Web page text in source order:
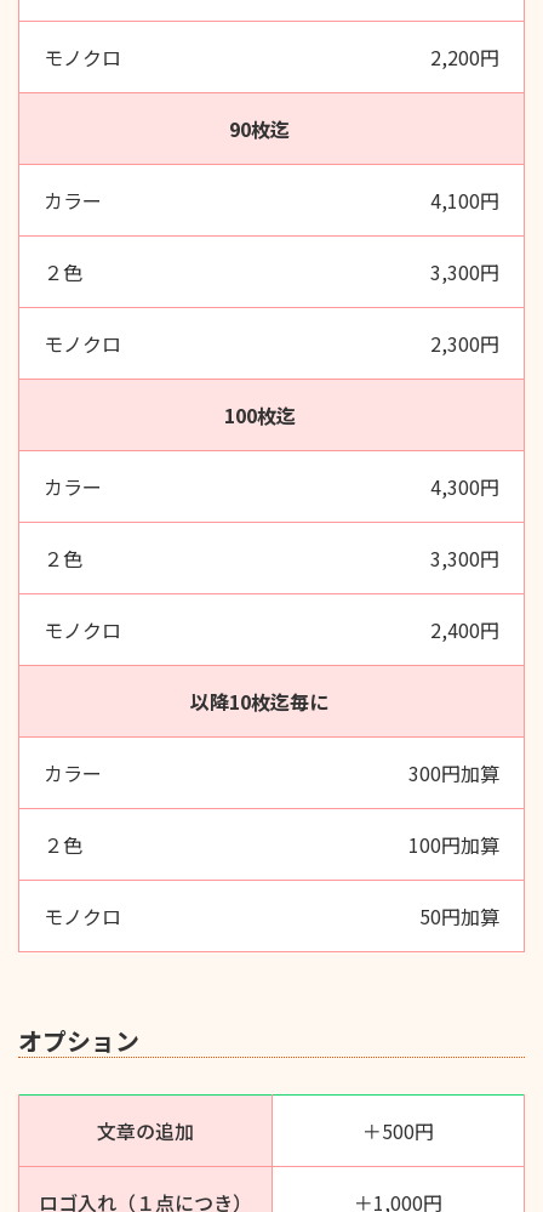
2,200円
90枚迄
4,100円
3,300円
2,300円
100枚迄
4,300円
3,300円
2,400円
以降10枚迄毎に
300円加算
100円加算
50円加算
オプション
文章の追加 ＋500円
ロゴ入れ（１点につき） ＋1,000円